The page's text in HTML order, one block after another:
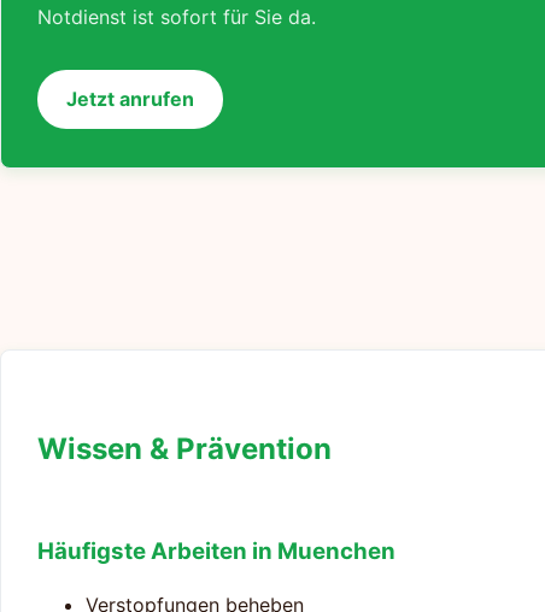
Notdienst ist sofort für Sie da.
Jetzt anrufen
Wissen & Prävention
Häufigste Arbeiten in Muenchen
Verstopfungen beheben